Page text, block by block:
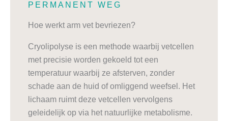
PERMANENT WEG
Hoe werkt arm vet bevriezen?
Cryolipolyse is een methode waarbij vetcellen
met precisie worden gekoeld tot een
temperatuur waarbij ze afsterven, zonder
schade aan de huid of omliggend weefsel. Het
lichaam ruimt deze vetcellen vervolgens
geleidelijk op via het natuurlijke metabolisme.